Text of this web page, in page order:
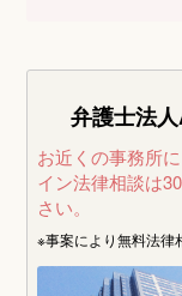
弁護士法
お近くの事務所
イン法律相談は
さい。
※事案により無料法律